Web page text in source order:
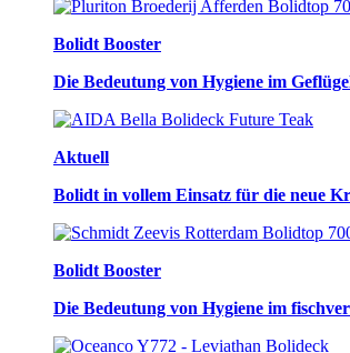
Bolidt Booster
Die Bedeutung von Hygiene im
Aktuell
Bolidt in vollem Einsatz für die neue
Bolidt Booster
Die Bedeutung von Hygiene im